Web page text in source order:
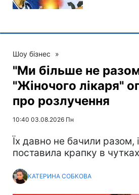
Шоу бізнес »
"Ми більше не
"Жіночого лікаря"
про розлучення
10:40 03.08.2026 Пн
Їх давно не бачили разом,
поставила крапку в чутках
КАТЕРИНА СОБКОВА